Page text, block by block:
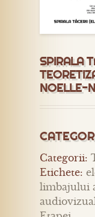
SPIRALA
NOELLE-
Categorii:
Etichete:
limbajului